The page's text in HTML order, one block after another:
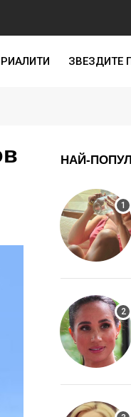
РИАЛИТИ ЗВЕЗДИТЕ
НАЙ-